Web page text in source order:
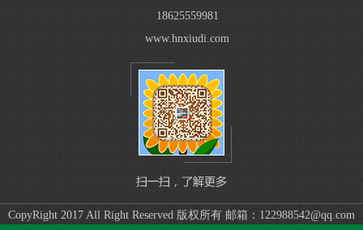
18625559981
www.hnxiudi.com
CopyRight 2017 All Right Reserved 版权所有 邮箱：122988542@qq.com